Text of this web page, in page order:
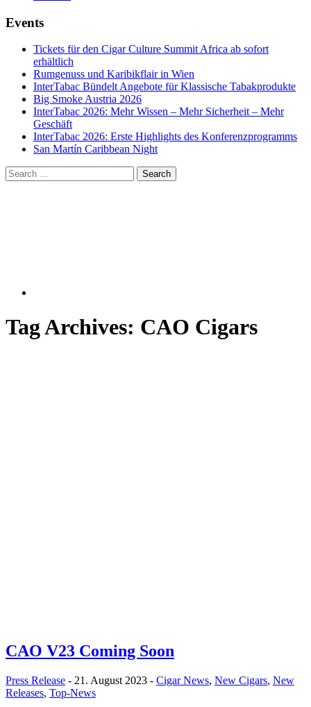
Events
Tickets für den Cigar Culture Summit Africa ab sofort
erhältlich
Rumgenuss und Karibikflair in Wien
InterTabac Bündelt Angebote für Klassische Tabakprodukte
Big Smoke Austria 2026
InterTabac 2026: Mehr Wissen – Mehr Sicherheit – Mehr
Geschäft
InterTabac 2026: Erste Highlights des Konferenzprogramms
San Martín Caribbean Night
Tag Archives: CAO Cigars
CAO V23 Coming Soon
Press Release - 21. August 2023 - Cigar News, New Cigars, New
Releases, Top-News